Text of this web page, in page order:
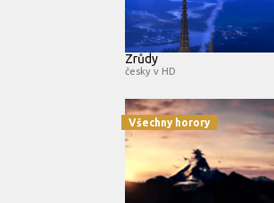
Zrůdy
česky v HD
Všechny horory